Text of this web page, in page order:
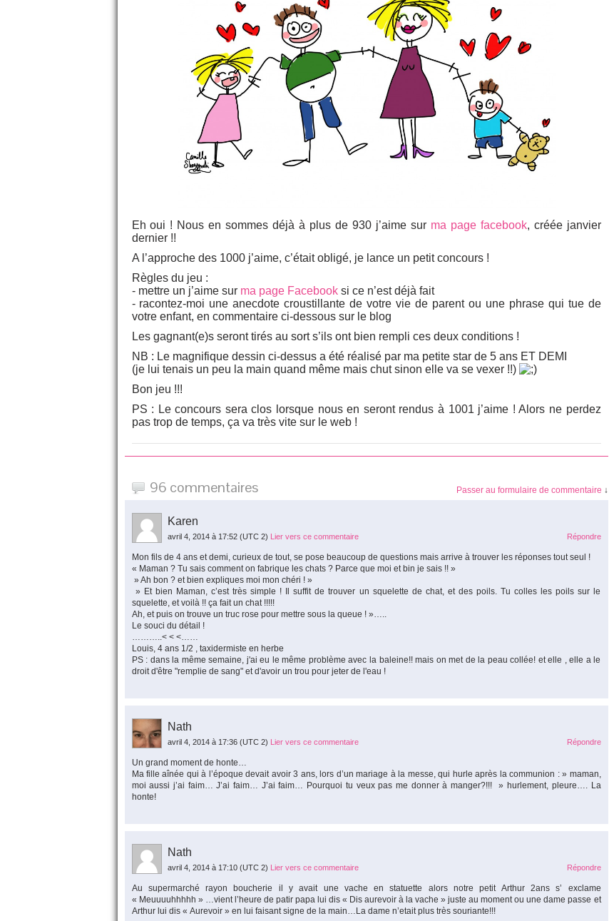
Eh oui ! Nous en sommes déjà à plus de 930 j’aime sur ma page facebook, créée janvier
dernier !!
A l’approche des 1000 j’aime, c’était obligé, je lance un petit concours !
Règles du jeu :
- mettre un j’aime sur ma page Facebooksi ce n’est déjà fait
- racontez-moi une anecdote croustillante de votre vie de parent ou une phrase qui tue de
votre enfant, en commentaire ci-dessous sur le blog
Les gagnant(e)s seront tirés au sort s’ils ont bien rempli ces deux conditions !
NB : Le magnifique dessin ci-dessus a été réalisé par ma petite star de 5 ans ET DEMI
(je lui tenais un peu la main quand même mais chut sinon elle va se vexer !!)
Bon jeu !!!
PS : Le concours sera clos lorsque nous en seront rendus à 1001 j’aime ! Alors ne perdez
pas trop de temps, ça va très vite sur le web !
96 commentaires Passer au formulaire de commentaire ↓
Karen
avril 4, 2014 à 17:52 (UTC 2) Lier vers ce commentaire Répondre
Mon fils de 4 ans et demi, curieux de tout, se pose beaucoup de questions mais arrive à trouver les réponses tout seul !
« Maman ? Tu sais comment on fabrique les chats ? Parce que moi et bin je sais !! »
» Ah bon ? et bien expliques moi mon chéri ! »
» Et bien Maman, c’est très simple ! Il suffit de trouver un squelette de chat, et des poils. Tu colles les poils sur le
squelette, et voilà !! ça fait un chat !!!!!
Ah, et puis on trouve un truc rose pour mettre sous la queue ! »…..
Le souci du détail !
………..< < <……
Louis, 4 ans 1/2 , taxidermiste en herbe
PS : dans la même semaine, j'ai eu le même problème avec la baleine!! mais on met de la peau collée! et elle , elle a le
droit d'être "remplie de sang" et d'avoir un trou pour jeter de l'eau !
Nath
avril 4, 2014 à 17:36 (UTC 2) Lier vers ce commentaire Répondre
Un grand moment de honte…
Ma fille aînée qui à l’époque devait avoir 3 ans, lors d’un mariage à la messe, qui hurle après la communion : » maman,
moi aussi j’ai faim… J’ai faim… J’ai faim… Pourquoi tu veux pas me donner à manger?!!! » hurlement, pleure…. La
honte!
Nath
avril 4, 2014 à 17:10 (UTC 2) Lier vers ce commentaire Répondre
Au supermarché rayon boucherie il y avait une vache en statuette alors notre petit Arthur 2ans s’ exclame
« Meuuuuhhhhh » …vient l’heure de patir papa lui dis « Dis aurevoir à la vache » juste au moment ou une dame passe et
Arthur lui dis « Aurevoir » en lui faisant signe de la main…La dame n’etait plus très souriante!!!